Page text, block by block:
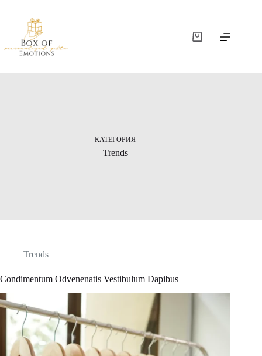
КАТЕГОРИЯ
Trends
Trends
Condimentum Odvenenatis Vestibulum Dapibus